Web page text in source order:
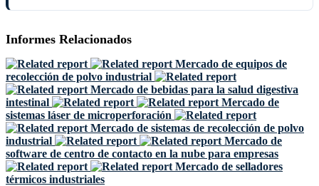
Informes Relacionados
Mercado de equipos de
recolección de polvo industrial
Mercado de bebidas para la salud digestiva
intestinal
Mercado de
sistemas láser de microperforación
Mercado de sistemas de recolección de polvo
industrial
Mercado de
software de centro de contacto en la nube para empresas
Mercado de selladores
térmicos industriales